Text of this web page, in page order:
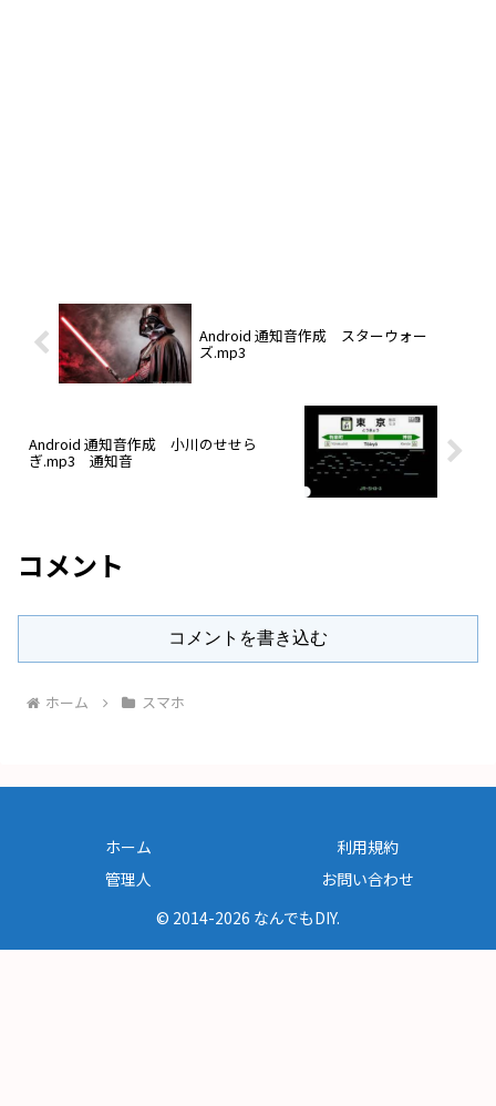
Android 通知音作成 スターウォー
ズ.mp3
Android 通知音作成 小川のせせら
ぎ.mp3 通知音
コメント
コメントを書き込む
ホーム スマホ
ホーム
利用規約
管理人
お問い合わせ
© 2014-2026 なんでもDIY.